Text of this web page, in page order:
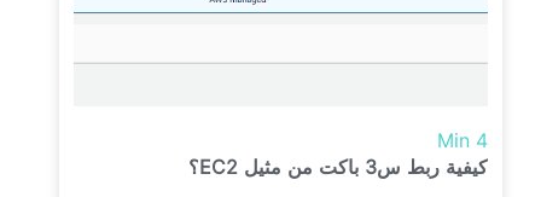
4 Min
كيفية ربط س3 باكت من مثيل EC2؟